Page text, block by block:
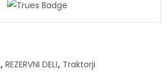
, REZERVNI DELI, Traktorji